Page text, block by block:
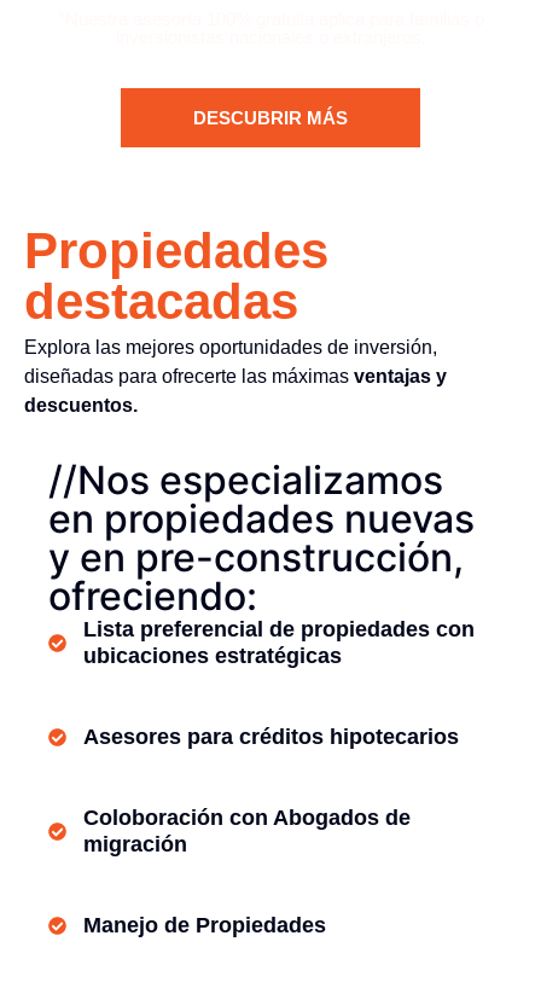
DESCUBRIR MÁS
Propiedades
destacadas
Explora las mejores oportunidades de inversión,
diseñadas para ofrecerte las máximas ventajas y
descuentos.
//Nos especializamos
en propiedades nuevas
y en pre-construcción,
ofreciendo:
Lista preferencial de propiedades con
ubicaciones estratégicas
Asesores para créditos hipotecarios
Coloboración con Abogados de
migración
Manejo de Propiedades